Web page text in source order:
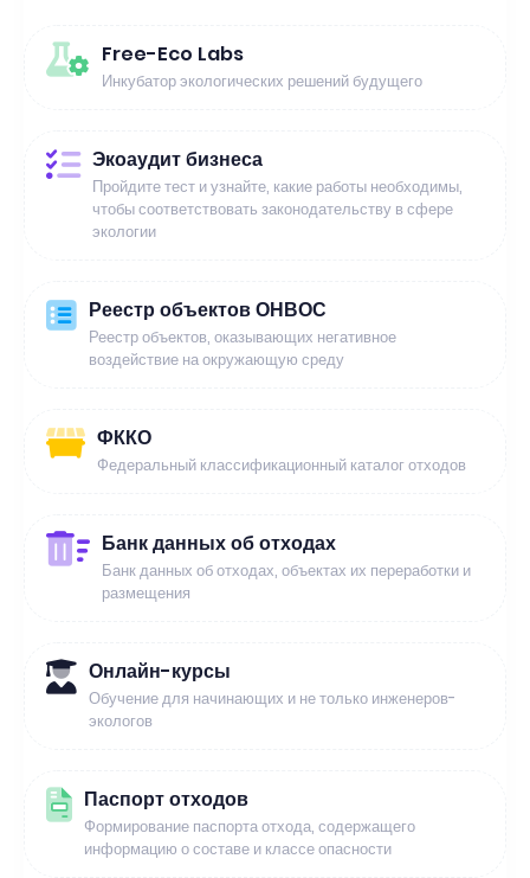
Free-Eco Labs
Инкубатор экологических решений будущего
Экоаудит бизнеса
Пройдите тест и узнайте, какие работы необходимы,
чтобы соответствовать законодательству в сфере
экологии
Реестр объектов ОНВОС
Реестр объектов, оказывающих негативное
воздействие на окружающую среду
ФККО
Федеральный классификационный каталог отходов
Банк данных об отходах
Банк данных об отходах, объектах их переработки и
размещения
Онлайн-курсы
Обучение для начинающих и не только инженеров-
экологов
Паспорт отходов
Формирование паспорта отхода, содержащего
информацию о составе и классе опасности